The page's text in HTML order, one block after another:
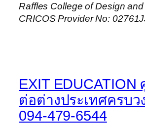
Raffles College of Design
CRICOS Provider No:
EXIT EDUCATION
ต่อต่างประเทศครบว
094-479-6544